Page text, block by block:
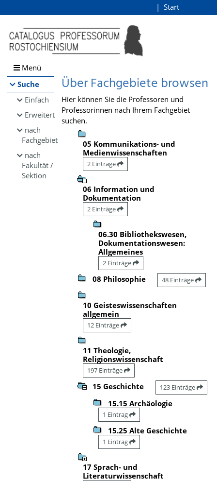
Browsen
direkt zum Inhalt
Start
Menü
Suche
Einfach
Erweitert
nach
Fachgebiet
nach
Fakultät /
Sektion
Über Fachgebiete browsen
Hier können Sie die Professoren und
Professorinnen nach Ihrem Fachgebiet
suchen.
05 Kommunikations- und
Medienwissenschaften
2 Einträge
06 Information und
Dokumentation
2 Einträge
06.30 Bibliothekswesen,
Dokumentationswesen:
Allgemeines
2 Einträge
08 Philosophie 48 Einträge
10 Geisteswissenschaften
allgemein
12 Einträge
11 Theologie,
Religionswissenschaft
197 Einträge
15 Geschichte 123 Einträge
15.15 Archäologie
1 Eintrag
15.25 Alte Geschichte
1 Eintrag
17 Sprach- und
Literaturwissenschaft